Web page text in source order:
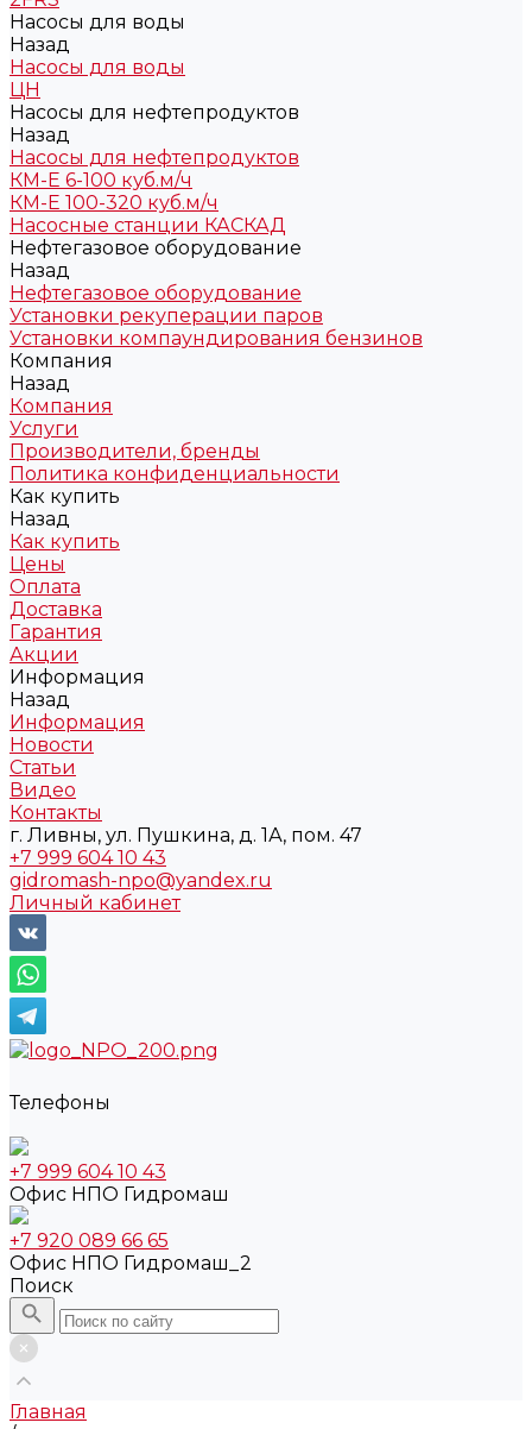
Насосы для воды
Назад
Насосы для воды
ЦН
Насосы для нефтепродуктов
Назад
Насосы для нефтепродуктов
КМ-Е 6-100 куб.м/ч
КМ-Е 100-320 куб.м/ч
Насосные станции КАСКАД
Нефтегазовое оборудование
Назад
Нефтегазовое оборудование
Установки рекуперации паров
Установки компаундирования бензинов
Компания
Назад
Компания
Услуги
Производители, бренды
Политика конфиденциальности
Как купить
Назад
Как купить
Цены
Оплата
Доставка
Гарантия
Акции
Информация
Назад
Информация
Новости
Статьи
Видео
Контакты
г. Ливны, ул. Пушкина, д. 1А, пом. 47
+7 999 604 10 43
gidromash-npo@yandex.ru
Личный кабинет
Телефоны
+7 999 604 10 43
Офис НПО Гидромаш
+7 920 089 66 65
Офис НПО Гидромаш_2
Поиск
Главная